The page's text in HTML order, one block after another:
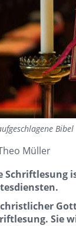
Bibel
Müller
Schriftlesung
Sie